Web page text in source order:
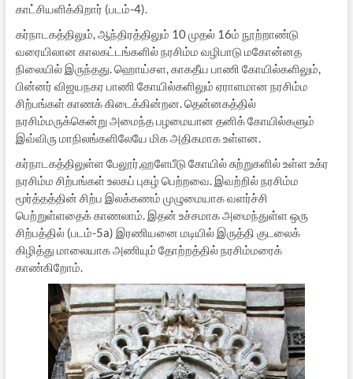
காட்சியளிக்கிறார் (படம்-4).
கர்நாடகத்திலும், ஆந்திரத்திலும் 10 முதல் 16ம் நூற்றாண்டு
வரையிலான காலகட்டங்களில் நரசிம்ம வழிபாடு மகோன்னத
நிலையில் இருந்தது. ஹொய்சள, காகதீய பாணி கோயில்களிலும்,
பின்னர் விஜயநகர பாணி கோயில்களிலும் ஏராளமான நரசிம்ம
சிற்பங்கள் காணக் கிடைக்கின்றன. தென்னகத்தில்
நரசிம்மருக்கென்று அமைந்த பழமையான தனிக் கோயில்களும்
இவ்விரு மாநிலங்களிலேயே மிக அதிகமாக உள்ளன.
கர்நாடகத்திலுள்ள பேலூர்,ஹளேபீடு கோயில் சுற்றுகளில் உள்ள உக்ர
நரசிம்ம சிற்பங்கள் உலகப் புகழ் பெற்றவை. இவற்றில் நரசிம்ம
மூர்த்தத்தின் சிற்ப இலக்கணம் முழுமையாக வளர்ச்சி
பெற்றுள்ளதைக் காணலாம். இதன் உச்சமாக அமைந்துள்ள ஒரு
சிற்பத்தில் (படம்-5a) இரணியனை மடியில் இருத்தி குடலைக்
கிழித்து மாலையாக அணியும் தோற்றத்தில் நரசிம்மரைக்
காண்கிறோம்.